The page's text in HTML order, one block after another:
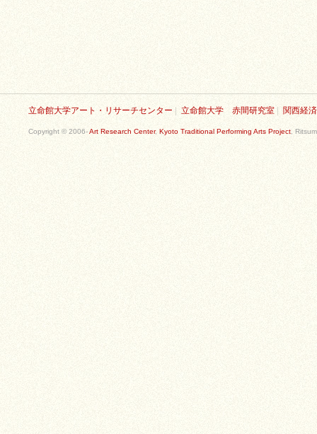
立命館大学アート・リサーチセンター 立命館大学 赤間研究室 関西経
Copyright © 2006-Art Research Center, Kyoto Traditional Performing Arts Project ,